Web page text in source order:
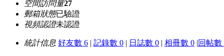
空間訪問量27
郵箱狀態已驗證
視頻認證未認證
統計信息 好友數 6 | 記錄數 0 | 日誌數 0 | 相冊數 0 |回帖數